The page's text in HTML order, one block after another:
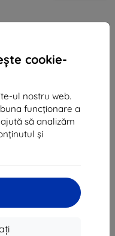
cookie-
ul nostru web.
funcționare a
să analizăm
și